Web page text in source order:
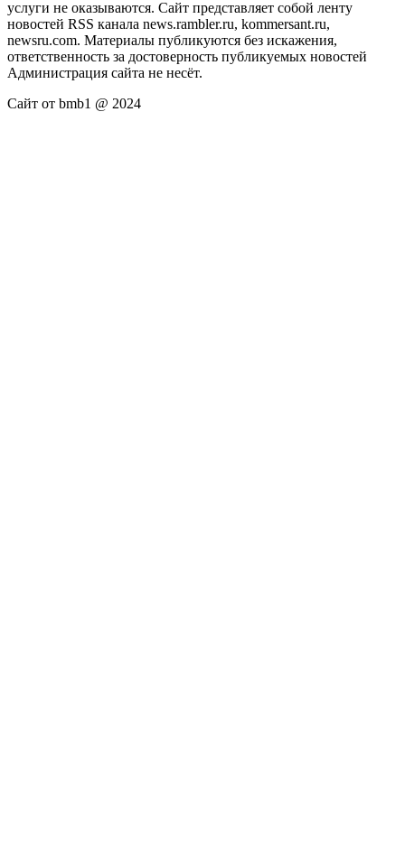
услуги не оказываются. Сайт представляет собой ленту
новостей RSS канала news.rambler.ru, kommersant.ru,
newsru.com. Материалы публикуются без искажения,
ответственность за достоверность публикуемых новостей
Администрация сайта не несёт.
Сайт от bmb1 @ 2024